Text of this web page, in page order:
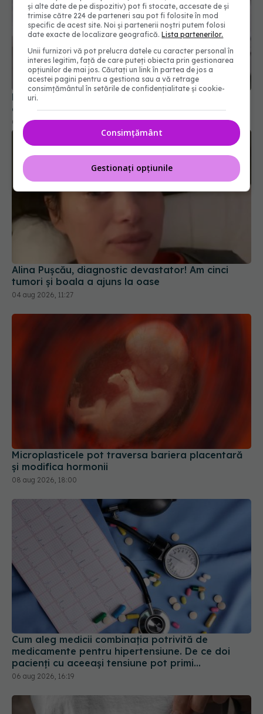
Primele 1.000 de zile ar putea decide sănătatea
creierului pentru întreaga viață
08 aug 2026, 12:00
Alina Pușcău, diagnostic devastator! Am cinci
tumori și boala a ajuns la oase
04 aug 2026, 11:27
Microplasticele pot traversa bariera placentară
și modifica hormonii
08 aug 2026, 18:00
Cum aleg medicii combinația potrivită de
medicamente pentru hipertensiune. De ce doi
pacienți cu aceeași tensiune pot primi
tratamente diferite
06 aug 2026, 16:19
și alte date de pe dispozitiv) pot fi stocate, accesate de și
trimise către 224 de parteneri sau pot fi folosite în mod
specific de acest site. Noi și partenerii noștri putem folosi
date exacte de localizare geografică.Lista partenerilor.
Unii furnizori vă pot prelucra datele cu caracter personal în
interes legitim, față de care puteți obiecta prin gestionarea
opțiunilor de mai jos. Căutați un link în partea de jos a
acestei pagini pentru a gestiona sau a vă retrage
consimțământul în setările de confidențialitate și cookie-
uri.
Consimțământ
Gestionați opțiunile